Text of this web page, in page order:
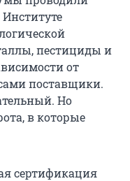
пестициды и
от
поставщики.
Но
в которые
сертификация